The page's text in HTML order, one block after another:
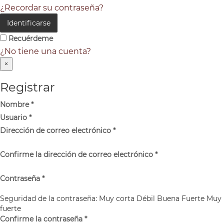
¿Recordar su contraseña?
Identificarse
Recuérdeme
¿No tiene una cuenta?
×
Registrar
Nombre*
Usuario *
Dirección de correo electrónico *
Confirme la dirección de correo electrónico *
Contraseña *
Seguridad de la contraseña: Muy corta Débil Buena Fuerte Muy
fuerte
Confirme la contraseña *